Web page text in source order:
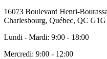
16073 Boulevard Henri-
Charlesbourg, Québec, QC
Lundi - Mardi: 9:00 - 18:00
Mercredi: 9:00 - 12:00